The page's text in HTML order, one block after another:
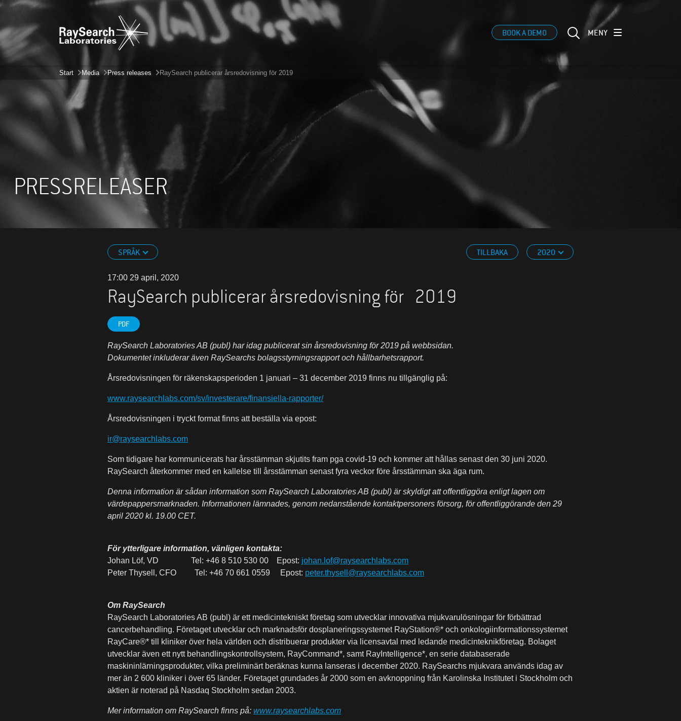
BOOK A DEMO MENY
Start Media Press releases RaySearch publicerar årsredovisning för 2019
PRESSRELEASER
SPRÅK TILLBAKA 2020
17:00 29 april, 2020
RaySearch publicerar årsredovisning för 2019
PDF
RaySearch Laboratories AB (publ) har idag publicerat sin årsredovisning för 2019 på webbsidan.
Dokumentet inkluderar även RaySearchs bolagsstyrningsrapport och hållbarhetsrapport.
Årsredovisningen för räkenskapsperioden 1 januari – 31 december 2019 finns nu tillgänglig på:
www.raysearchlabs.com/sv/investerare/finansiella-rapporter/
Årsredovisningen i tryckt format finns att beställa via epost:
ir@raysearchlabs.com
Som tidigare har kommunicerats har årsstämman skjutits fram pga covid-19 och kommer att hållas senast den 30 juni 2020.
RaySearch återkommer med en kallelse till årsstämman senast fyra veckor före årsstämman ska äga rum.
Denna information är sådan information som RaySearch Laboratories AB (publ) är skyldigt att offentliggöra enligt lagen om
värdepappersmarknaden. Informationen lämnades, genom nedanstående kontaktpersoners försorg, för offentliggörande den 29
april 2020 kl. 19.00 CET.
För ytterligare information, vänligen kontakta:
Johan Löf, VD Tel: +46 8 510 530 00 Epost: johan.lof@raysearchlabs.com
Peter Thysell, CFO Tel: +46 70 661 0559 Epost: peter.thysell@raysearchlabs.com
Om RaySearch
RaySearch Laboratories AB (publ) är ett medicintekniskt företag som utvecklar innovativa mjukvarulösningar för förbättrad
cancerbehandling. Företaget utvecklar och marknadsför dosplaneringssystemet RayStation®* och onkologiinformationssystemet
RayCare®* till kliniker över hela världen och distribuerar produkter via licensavtal med ledande medicinteknikföretag. Bolaget
utvecklar även ett nytt behandlingskontrollsystem, RayCommand*, samt RayIntelligence*, en serie databaserade
maskininlärningsprodukter, vilka preliminärt beräknas kunna lanseras i december 2020. RaySearchs mjukvara används idag av
mer än 2 600 kliniker i över 65 länder. Företaget grundades år 2000 som en avknoppning från Karolinska Institutet i Stockholm och
aktien är noterad på Nasdaq Stockholm sedan 2003.
Mer information om RaySearch finns på: www.raysearchlabs.com